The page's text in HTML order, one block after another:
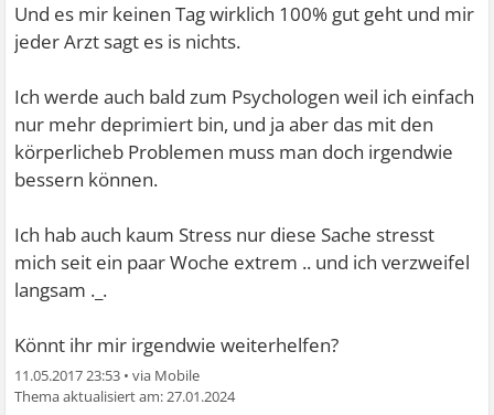
Und es mir keinen Tag wirklich 100% gut geht und mir
jeder Arzt sagt es is nichts.
Ich werde auch bald zum Psychologen weil ich einfach
nur mehr deprimiert bin, und ja aber das mit den
körperlicheb Problemen muss man doch irgendwie
bessern können.
Ich hab auch kaum Stress nur diese Sache stresst
mich seit ein paar Woche extrem .. und ich verzweifel
langsam ._.
Könnt ihr mir irgendwie weiterhelfen?
11.05.2017 23:53 •
27.01.2024